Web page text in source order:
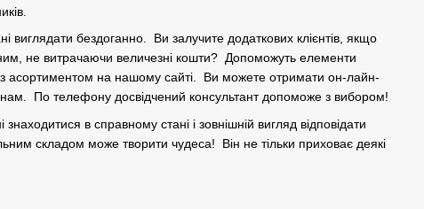
бездоганно. Ви залучите додаткових клієнтів, якщо
не витрачаючи величезні кошти? Допоможуть елементи
з асортиментом на нашому сайті. Ви можете отримати он-лайн-
По телефону досвідчений консультант допоможе з вибором!
в справному стані і зовнішній вигляд відповідати
складом може творити чудеса! Він не тільки приховає деякі